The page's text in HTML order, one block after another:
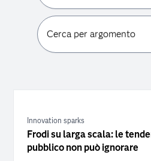
Cerca per argomento
Innovation sparks
Frodi su larga scala: le
pubblico non può ignorare